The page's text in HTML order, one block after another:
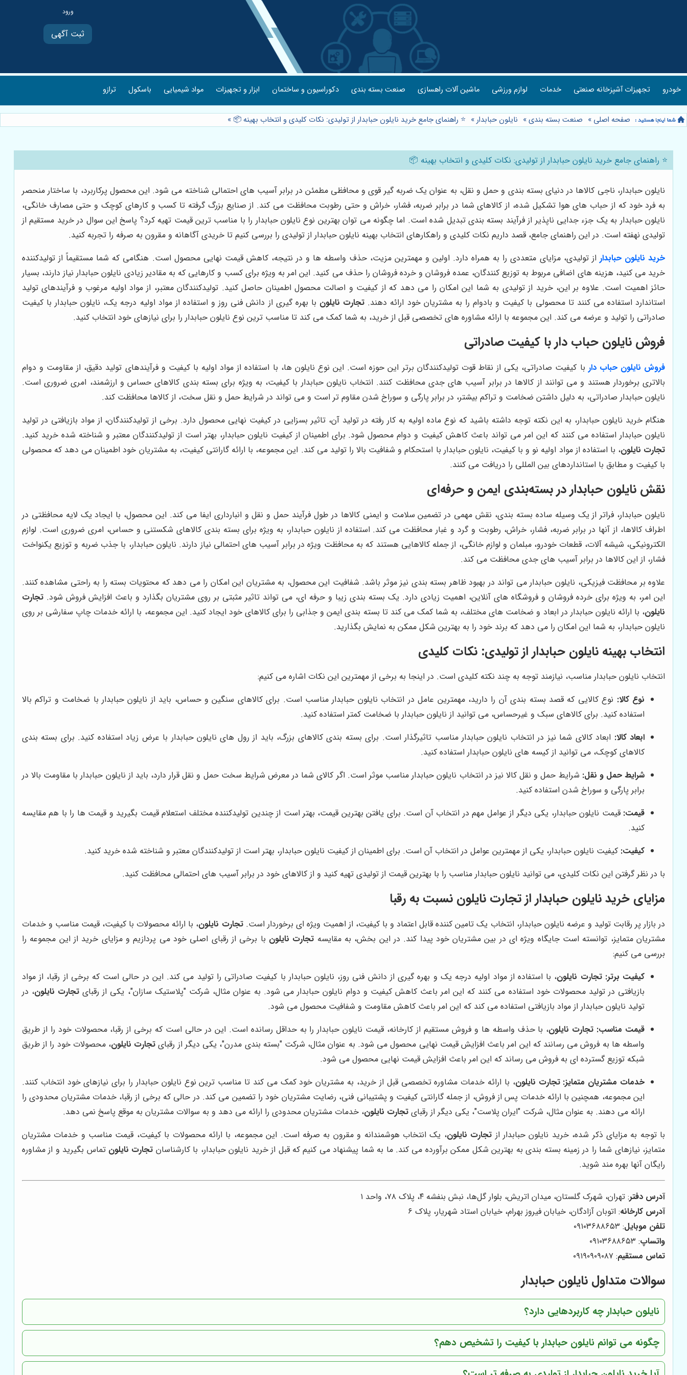
ثبت آگهی
خودرو تجهیزات آشپزخانه صنعتی خدمات لوازم ورزشی ماشین آلات راهسازی صنعت بسته بندی دکوراسیون و ساختمان ابزار و تجهیزات مواد شیمیایی باسکول ترازو
صفحه اصلی » صنعت بسته بندی» نایلون حبابدار» ⭐️ راهنمای جامع خرید نایلون حبابدار از تولیدی: نکات کلیدی و انتخاب بهینه 📦 »
⭐️ راهنمای جامع خرید نایلون حبابدار از تولیدی: نکات کلیدی و انتخاب بهینه 📦
نایلون حبابدار، ناجی کالاها در دنیای بسته بندی و حمل و نقل، به عنوان یک ضربه گیر قوی و محافظی مطمئن در برابر آسیب های احتمالی شناخته می شود. این محصول پرکاربرد، با ساختار منحصر
به فرد خود که از حباب های هوا تشکیل شده، از کالاهای شما در برابر ضربه، فشار، خراش و حتی رطوبت محافظت می کند. از صنایع بزرگ گرفته تا کسب و کارهای کوچک و حتی مصارف خانگی،
نایلون حبابدار به یک جزء جدایی ناپذیر از فرآیند بسته بندی تبدیل شده است. اما چگونه می توان بهترین نوع نایلون حبابدار را با مناسب ترین قیمت تهیه کرد؟ پاسخ این سوال در خرید مستقیم از
تولیدی نهفته است. در این راهنمای جامع، قصد داریم نکات کلیدی و راهکارهای انتخاب بهینه نایلون حبابدار از تولیدی را بررسی کنیم تا خریدی آگاهانه و مقرون به صرفه را تجربه کنید.
خرید نایلون حبابدار از تولیدی، مزایای متعددی را به همراه دارد. اولین و مهمترین مزیت، حذف واسطه ها و در نتیجه، کاهش قیمت نهایی محصول است. هنگامی که شما مستقیماً از تولیدکننده
خرید می کنید، هزینه های اضافی مربوط به توزیع کنندگان، عمده فروشان و خرده فروشان را حذف می کنید. این امر به ویژه برای کسب و کارهایی که به مقادیر زیادی نایلون حبابدار نیاز دارند، بسیار
حائز اهمیت است. علاوه بر این، خرید از تولیدی به شما این امکان را می دهد که از کیفیت و اصالت محصول اطمینان حاصل کنید. تولیدکنندگان معتبر، از مواد اولیه مرغوب و فرآیندهای تولید
استاندارد استفاده می کنند تا محصولی با کیفیت و بادوام را به مشتریان خود ارائه دهند. تجارت نایلون با بهره گیری از دانش فنی روز و استفاده از مواد اولیه درجه یک، نایلون حبابدار با کیفیت
صادراتی را تولید و عرضه می کند. این مجموعه با ارائه مشاوره های تخصصی قبل از خرید، به شما کمک می کند تا مناسب ترین نوع نایلون حبابدار را برای نیازهای خود انتخاب کنید.
فروش نایلون حباب دار با کیفیت صادراتی
فروش نایلون حباب دار با کیفیت صادراتی، یکی از نقاط قوت تولیدکنندگان برتر این حوزه است. این نوع نایلون ها، با استفاده از مواد اولیه با کیفیت و فرآیندهای تولید دقیق، از مقاومت و دوام
بالاتری برخوردار هستند و می توانند از کالاها در برابر آسیب های جدی محافظت کنند. انتخاب نایلون حبابدار با کیفیت، به ویژه برای بسته بندی کالاهای حساس و ارزشمند، امری ضروری است.
نایلون حبابدار صادراتی، به دلیل داشتن ضخامت و تراکم بیشتر، در برابر پارگی و سوراخ شدن مقاوم تر است و می تواند در شرایط حمل و نقل سخت، از کالاها محافظت کند.
هنگام خرید نایلون حبابدار، به این نکته توجه داشته باشید که نوع ماده اولیه به کار رفته در تولید آن، تاثیر بسزایی در کیفیت نهایی محصول دارد. برخی از تولیدکنندگان، از مواد بازیافتی در تولید
نایلون حبابدار استفاده می کنند که این امر می تواند باعث کاهش کیفیت و دوام محصول شود. برای اطمینان از کیفیت نایلون حبابدار، بهتر است از تولیدکنندگان معتبر و شناخته شده خرید کنید.
تجارت نایلون، با استفاده از مواد اولیه نو و با کیفیت، نایلون حبابدار با استحکام و شفافیت بالا را تولید می کند. این مجموعه، با ارائه گارانتی کیفیت، به مشتریان خود اطمینان می دهد که محصولی
با کیفیت و مطابق با استانداردهای بین المللی را دریافت می کنند.
نقش نایلون حبابدار در بسته‌بندی ایمن و حرفه‌ای
نایلون حبابدار، فراتر از یک وسیله ساده بسته بندی، نقش مهمی در تضمین سلامت و ایمنی کالاها در طول فرآیند حمل و نقل و انبارداری ایفا می کند. این محصول، با ایجاد یک لایه محافظتی در
اطراف کالاها، از آنها در برابر ضربه، فشار، خراش، رطوبت و گرد و غبار محافظت می کند. استفاده از نایلون حبابدار، به ویژه برای بسته بندی کالاهای شکستنی و حساس، امری ضروری است. لوازم
الکترونیکی، شیشه آلات، قطعات خودرو، مبلمان و لوازم خانگی، از جمله کالاهایی هستند که به محافظت ویژه در برابر آسیب های احتمالی نیاز دارند. نایلون حبابدار، با جذب ضربه و توزیع یکنواخت
فشار، از این کالاها در برابر آسیب های جدی محافظت می کند.
علاوه بر محافظت فیزیکی، نایلون حبابدار می تواند در بهبود ظاهر بسته بندی نیز موثر باشد. شفافیت این محصول، به مشتریان این امکان را می دهد که محتویات بسته را به راحتی مشاهده کنند.
این امر، به ویژه برای خرده فروشان و فروشگاه های آنلاین، اهمیت زیادی دارد. یک بسته بندی زیبا و حرفه ای، می تواند تاثیر مثبتی بر روی مشتریان بگذارد و باعث افزایش فروش شود.تجارت
نایلون، با ارائه نایلون حبابدار در ابعاد و ضخامت های مختلف، به شما کمک می کند تا بسته بندی ایمن و جذابی را برای کالاهای خود ایجاد کنید. این مجموعه، با ارائه خدمات چاپ سفارشی بر روی
نایلون حبابدار، به شما این امکان را می دهد که برند خود را به بهترین شکل ممکن به نمایش بگذارید.
انتخاب بهینه نایلون حبابدار از تولیدی: نکات کلیدی
انتخاب نایلون حبابدار مناسب، نیازمند توجه به چند نکته کلیدی است. در اینجا به برخی از مهمترین این نکات اشاره می کنیم:
نوع کالا: نوع کالایی که قصد بسته بندی آن را دارید، مهمترین عامل در انتخاب نایلون حبابدار مناسب است. برای کالاهای سنگین و حساس، باید از نایلون حبابدار با ضخامت و تراکم بالا
استفاده کنید. برای کالاهای سبک و غیرحساس، می توانید از نایلون حبابدار با ضخامت کمتر استفاده کنید.
ابعاد کالا: ابعاد کالای شما نیز در انتخاب نایلون حبابدار مناسب تاثیرگذار است. برای بسته بندی کالاهای بزرگ، باید از رول های نایلون حبابدار با عرض زیاد استفاده کنید. برای بسته بندی
کالاهای کوچک، می توانید از کیسه های نایلون حبابدار استفاده کنید.
شرایط حمل و نقل: شرایط حمل و نقل کالا نیز در انتخاب نایلون حبابدار مناسب موثر است. اگر کالای شما در معرض شرایط سخت حمل و نقل قرار دارد، باید از نایلون حبابدار با مقاومت بالا در
برابر پارگی و سوراخ شدن استفاده کنید.
قیمت: قیمت نایلون حبابدار، یکی دیگر از عوامل مهم در انتخاب آن است. برای یافتن بهترین قیمت، بهتر است از چندین تولیدکننده مختلف استعلام قیمت بگیرید و قیمت ها را با هم مقایسه
کنید.
کیفیت: کیفیت نایلون حبابدار، یکی از مهمترین عوامل در انتخاب آن است. برای اطمینان از کیفیت نایلون حبابدار، بهتر است از تولیدکنندگان معتبر و شناخته شده خرید کنید.
با در نظر گرفتن این نکات کلیدی، می توانید نایلون حبابدار مناسب را با بهترین قیمت از تولیدی تهیه کنید و از کالاهای خود در برابر آسیب های احتمالی محافظت کنید.
مزایای خرید نایلون حبابدار ازتجارت نایلون نسبت به رقبا
در بازار پر رقابت تولید و عرضه نایلون حبابدار، انتخاب یک تامین کننده قابل اعتماد و با کیفیت، از اهمیت ویژه ای برخوردار است.تجارت نایلون، با ارائه محصولات با کیفیت، قیمت مناسب و خدمات
مشتریان متمایز، توانسته است جایگاه ویژه ای در بین مشتریان خود پیدا کند. در این بخش، به مقایسه تجارت نایلون با برخی از رقبای اصلی خود می پردازیم و مزایای خرید از این مجموعه را
بررسی می کنیم:
کیفیت برتر: تجارت نایلون، با استفاده از مواد اولیه درجه یک و بهره گیری از دانش فنی روز، نایلون حبابدار با کیفیت صادراتی را تولید می کند. این در حالی است که برخی از رقبا، از مواد
بازیافتی در تولید محصولات خود استفاده می کنند که این امر باعث کاهش کیفیت و دوام نایلون حبابدار می شود. به عنوان مثال، شرکت "پلاستیک سازان"، یکی از رقبای تجارت نایلون، در
تولید نایلون حبابدار از مواد بازیافتی استفاده می کند که این امر باعث کاهش مقاومت و شفافیت محصول می شود.
قیمت مناسب: تجارت نایلون، با حذف واسطه ها و فروش مستقیم از کارخانه، قیمت نایلون حبابدار را به حداقل رسانده است. این در حالی است که برخی از رقبا، محصولات خود را از طریق
واسطه ها به فروش می رسانند که این امر باعث افزایش قیمت نهایی محصول می شود. به عنوان مثال، شرکت "بسته بندی مدرن"، یکی دیگر از رقبای تجارت نایلون، محصولات خود را از طریق
شبکه توزیع گسترده ای به فروش می رساند که این امر باعث افزایش قیمت نهایی محصول می شود.
خدمات مشتریان متمایز: تجارت نایلون، با ارائه خدمات مشاوره تخصصی قبل از خرید، به مشتریان خود کمک می کند تا مناسب ترین نوع نایلون حبابدار را برای نیازهای خود انتخاب کنند.
این مجموعه، همچنین با ارائه خدمات پس از فروش، از جمله گارانتی کیفیت و پشتیبانی فنی، رضایت مشتریان خود را تضمین می کند. در حالی که برخی از رقبا، خدمات مشتریان محدودی را
ارائه می دهند. به عنوان مثال، شرکت "ایران پلاست"، یکی دیگر از رقبای تجارت نایلون، خدمات مشتریان محدودی را ارائه می دهد و به سوالات مشتریان به موقع پاسخ نمی دهد.
با توجه به مزایای ذکر شده، خرید نایلون حبابدار از تجارت نایلون، یک انتخاب هوشمندانه و مقرون به صرفه است. این مجموعه، با ارائه محصولات با کیفیت، قیمت مناسب و خدمات مشتریان
متمایز، نیازهای شما را در زمینه بسته بندی به بهترین شکل ممکن برآورده می کند. ما به شما پیشنهاد می کنیم که قبل از خرید نایلون حبابدار، با کارشناسان تجارت نایلون تماس بگیرید و از مشاوره
رایگان آنها بهره مند شوید.
آدرس دفتر: تهران، شهرک گلستان، میدان اتریش، بلوار گل‌ها، نبش بنفشه ۴، پلاک ۷۸، واحد ۱
آدرس کارخانه: اتوبان آزادگان، خیابان فیروز بهرام، خیابان استاد شهریار، پلاک ۶
تلفن موبایل: ۰۹۱۰۳۶۸۸۶۵۳
واتساپ: ۰۹۱۰۳۶۸۸۶۵۳
تماس مستقیم: ۰۹۱۹۰۹۰۹۰۸۷
سوالات متداول نایلون حبابدار
نایلون حبابدار چه کاربردهایی دارد؟
چگونه می توانم نایلون حبابدار با کیفیت را تشخیص دهم؟